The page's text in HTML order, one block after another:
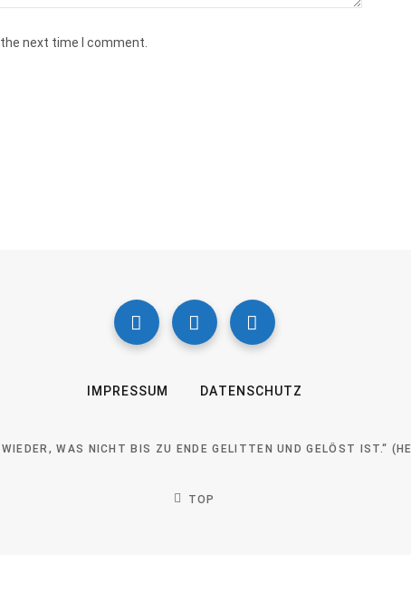
next time I comment.
IMPRESSUM DATENSCHUTZ
WAS NICHT BIS ZU ENDE GELITTEN UND GELÖST IST.“
TOP